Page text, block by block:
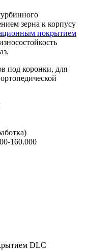
зерна к корпусу
покрытием
под коронки, для
160.000
DLC